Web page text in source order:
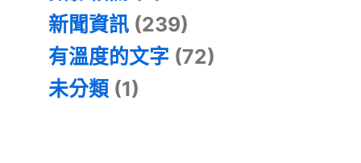
新聞資訊 (239)
有溫度的文字 (72)
未分類 (1)